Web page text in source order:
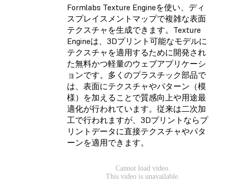
Formlabs Texture Engineを使い、ディ
スプレイスメントマップで複雑な表面
テクスチャを生成できます。Texture
Engineは、3Dプリント可能なモデルに
テクスチャを適用するために開発され
た無料かつ軽量のウェブアプリケーシ
ョンです。多くのプラスチック部品で
は、表面にテクスチャやパターン（模
様）を加えることで質感向上や用途最
適化が行われています。従来は二次加
工で行われますが、3Dプリントならプ
リントデータに直接テクスチャやパタ
ーンを適用できます。